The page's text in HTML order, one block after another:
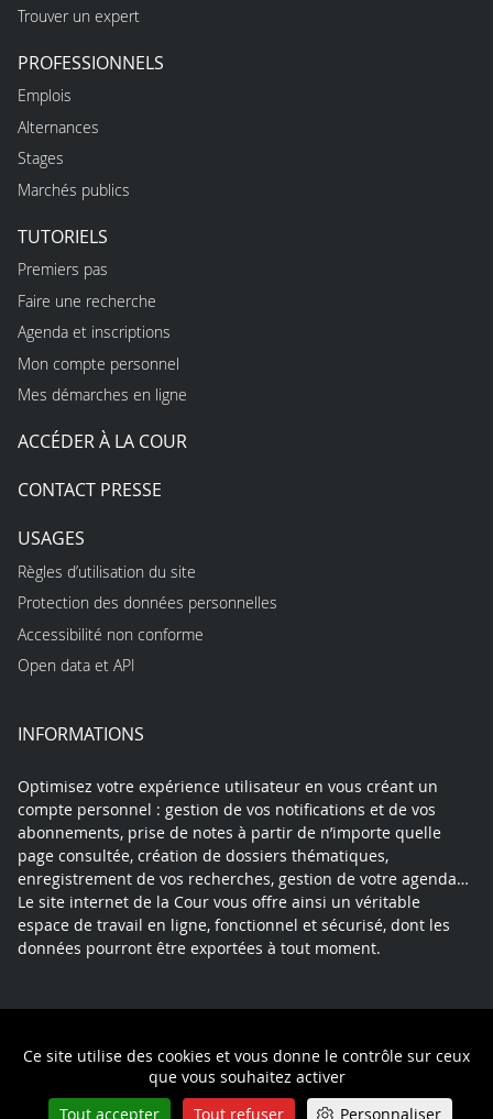
Ce site utilise des cookies et vous donne le contrôle sur ceux
que vous souhaitez activer
Tout accepter
Tout refuser Personnaliser
Trouver un expert
PROFESSIONNELS
Emplois
Alternances
Stages
Marchés publics
TUTORIELS
Premiers pas
Faire une recherche
Agenda et inscriptions
Mon compte personnel
Mes démarches en ligne
ACCÉDER À LA COUR
CONTACT PRESSE
USAGES
Règles d’utilisation du site
Protection des données personnelles
Accessibilité non conforme
Open data et API
INFORMATIONS
Optimisez votre expérience utilisateur en vous créant un
compte personnel : gestion de vos notifications et de vos
abonnements, prise de notes à partir de n’importe quelle
page consultée, création de dossiers thématiques,
enregistrement de vos recherches, gestion de votre agenda…
Le site internet de la Cour vous offre ainsi un véritable
espace de travail en ligne, fonctionnel et sécurisé, dont les
données pourront être exportées à tout moment.
Politique de confidentialité